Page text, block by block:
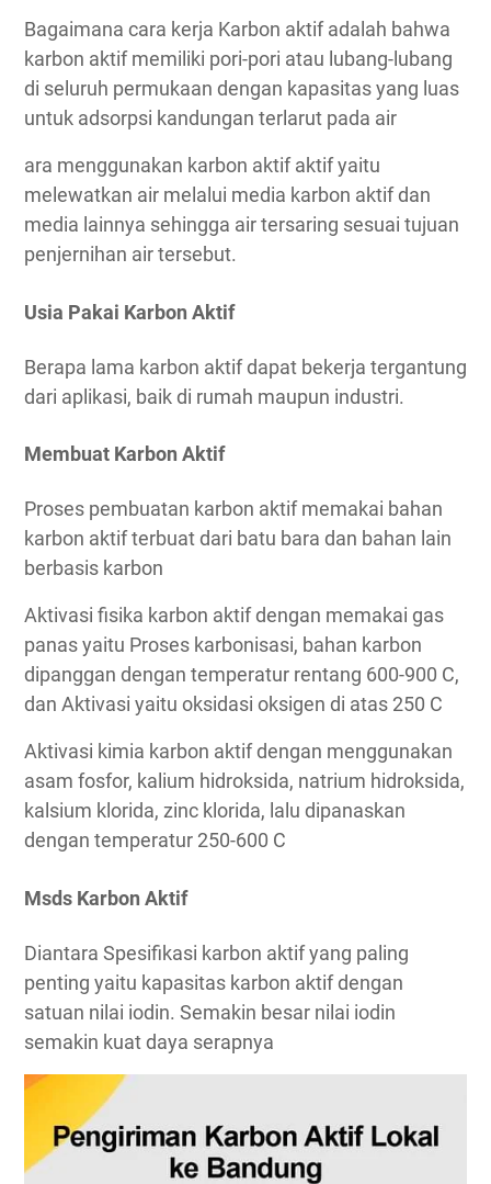
Bagaimana cara kerja Karbon aktif adalah bahwa
karbon aktif memiliki pori-pori atau lubang-lubang
di seluruh permukaan dengan kapasitas yang luas
untuk adsorpsi kandungan terlarut pada air
ara menggunakan karbon aktif aktif yaitu
melewatkan air melalui media karbon aktif dan
media lainnya sehingga air tersaring sesuai tujuan
penjernihan air tersebut.
Usia Pakai Karbon Aktif
Berapa lama karbon aktif dapat bekerja tergantung
dari aplikasi, baik di rumah maupun industri.
Membuat Karbon Aktif
Proses pembuatan karbon aktif memakai bahan
karbon aktif terbuat dari batu bara dan bahan lain
berbasis karbon
Aktivasi fisika karbon aktif dengan memakai gas
panas yaitu Proses karbonisasi, bahan karbon
dipanggan dengan temperatur rentang 600-900 C,
dan Aktivasi yaitu oksidasi oksigen di atas 250 C
Aktivasi kimia karbon aktif dengan menggunakan
asam fosfor, kalium hidroksida, natrium hidroksida,
kalsium klorida, zinc klorida, lalu dipanaskan
dengan temperatur 250-600 C
Msds Karbon Aktif
Diantara Spesifikasi karbon aktif yang paling
penting yaitu kapasitas karbon aktif dengan
satuan nilai iodin. Semakin besar nilai iodin
semakin kuat daya serapnya